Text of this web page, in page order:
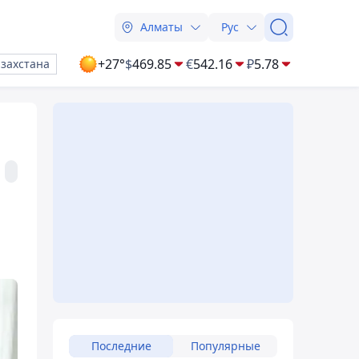
Алматы Рус
+27°$469.85 €542.16 ₽5.78
Последние Популярные